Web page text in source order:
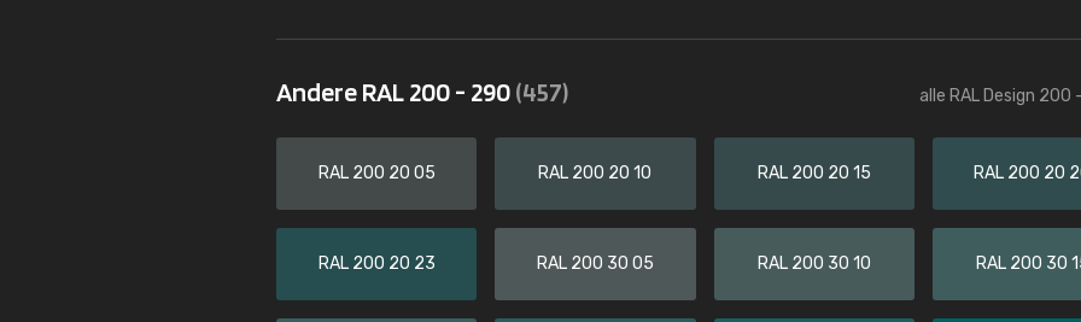
Andere RAL 200 - 290(457) alle RAL Design 200
RAL 200 20 05 RAL 200 20 10 RAL 200 20 15 RAL 200 20
RAL 200 20 23 RAL 200 30 05 RAL 200 30 10 RAL 200 30